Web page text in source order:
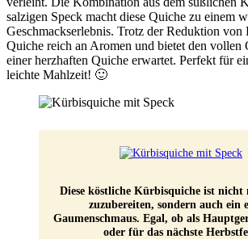
salzigen Speck macht diese Quiche zu einem
Geschmackserlebnis. Trotz der Reduktion
Quiche reich an Aromen und bietet den vollen
einer herzhaften Quiche erwartet. Perfekt für
leichte Mahlzeit! 🙂
Diese köstliche Kürbisquiche ist nicht
zuzubereiten, sondern auch ein
Gaumenschmaus. Egal, ob als
oder für das nächste